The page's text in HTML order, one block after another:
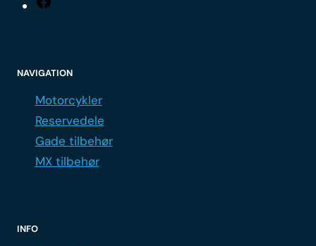
NAVIGATION
Motorcykler
Reservedele
Gade tilbehør
MX tilbehør
INFO